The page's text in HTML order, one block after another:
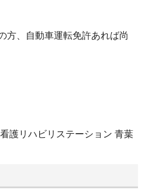
方、自動車運転免許あれば尚
護リハビリステーション 青葉